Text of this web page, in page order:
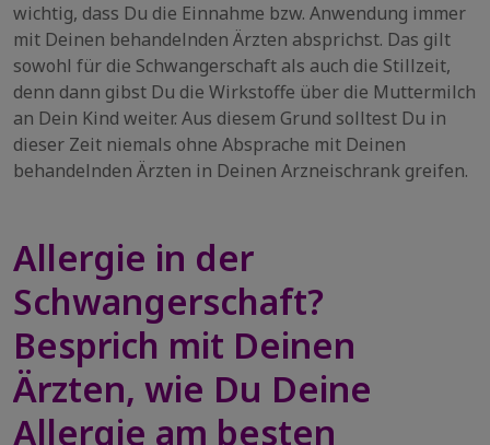
wichtig, dass Du die Einnahme bzw. Anwendung immer
mit Deinen behandelnden Ärzten absprichst. Das gilt
sowohl für die Schwangerschaft als auch die Stillzeit,
denn dann gibst Du die Wirkstoffe über die Muttermilch
an Dein Kind weiter. Aus diesem Grund solltest Du in
dieser Zeit niemals ohne Absprache mit Deinen
behandelnden Ärzten in Deinen Arzneischrank greifen.
Allergie in der
Schwangerschaft?
Besprich mit Deinen
Ärzten, wie Du Deine
Allergie am besten